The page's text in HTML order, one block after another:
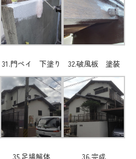
31.門ペイ 下塗り 32.破風板 塗装
35.足場解体 36.完成